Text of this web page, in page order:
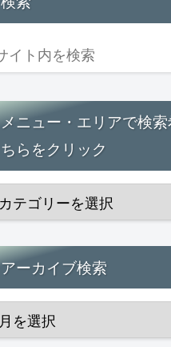
メニュー・エリアで検
ちらをクリック
アーカイブ検索